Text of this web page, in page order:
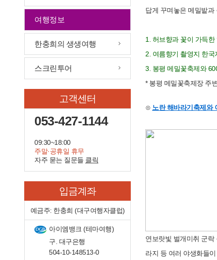
여행정보
한충희의 생생여행
스크린투어
고객센터
053-427-1144
09:30~18:00
주말·공휴일 휴무
자주 묻는 질문들 클릭
입금계좌
예금주: 한충희 (대구여행자클럽)
아이엠뱅크 (테마여행)
구. 대구은행
504-10-148513-0
답게 꾸며놓은 메밀밭과
1. 허브향과 꽃이 가득
2. 여름향기 촬영지 한
3. 봉평 메밀꽃축제와
* 봉평 메밀꽃축제장 주
⊙ 노란 해바라기축제와
연보랏빛 벌개미취 군
라지 등 여러 야생화들